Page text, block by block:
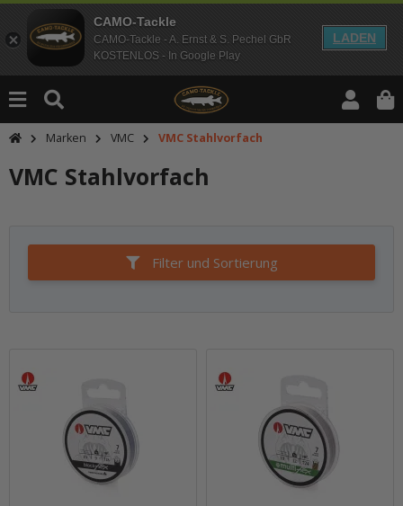
CAMO-Tackle
CAMO-Tackle - A. Ernst & S. Pechel GbR
KOSTENLOS - In Google Play
LADEN
Marken VMC VMC Stahlvorfach
VMC Stahlvorfach
Filter und Sortierung